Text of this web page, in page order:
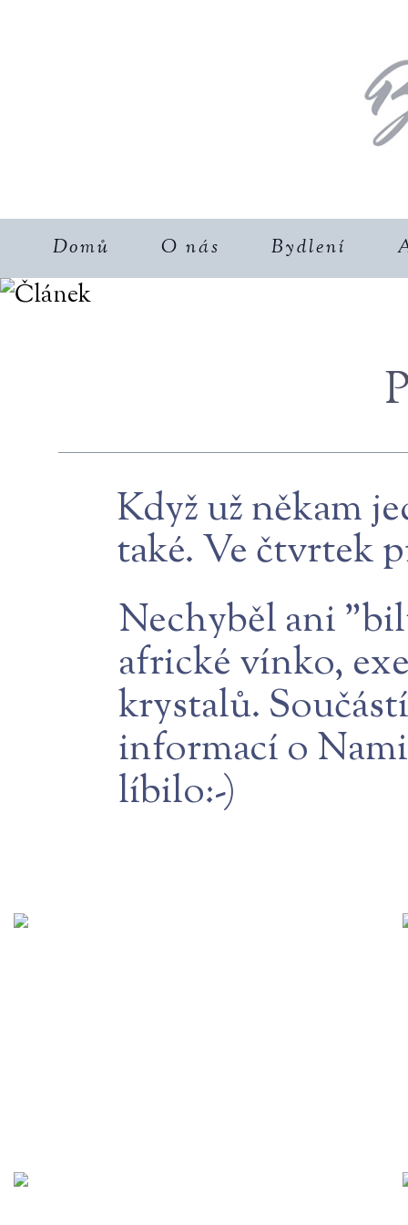
Domů O nás Bydlení
Když už někam
také. Ve čtvrtek
Nechyběl ani
africké vínko,
krystalů.
informací o
líbilo:-)